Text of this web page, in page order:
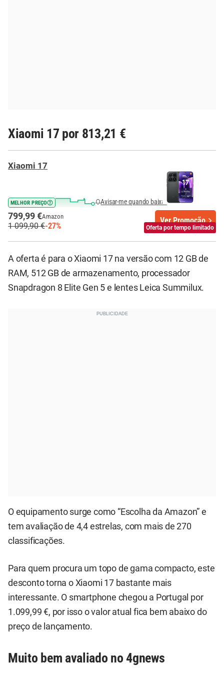
Xiaomi 17 por 813,21 €
Oferta por tempo limitado
Xiaomi 17
MELHOR PREÇO Avisar-me quando baixar
799,99 €Amazon
1 099,90 €-27%
Ver Promoção
A oferta é para o Xiaomi 17 na versão com 12 GB de
RAM, 512 GB de armazenamento, processador
Snapdragon 8 Elite Gen 5 e lentes Leica Summilux.
O equipamento surge como “Escolha da Amazon” e
tem avaliação de 4,4 estrelas, com mais de 270
classificações.
Para quem procura um topo de gama compacto, este
desconto torna o Xiaomi 17 bastante mais
interessante. O smartphone chegou a Portugal por
1.099,99 €, por isso o valor atual fica bem abaixo do
preço de lançamento.
Muito bem avaliado no 4gnews